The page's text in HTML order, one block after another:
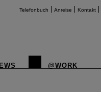
Telefonbuch Anreise Kontakt
@WORK